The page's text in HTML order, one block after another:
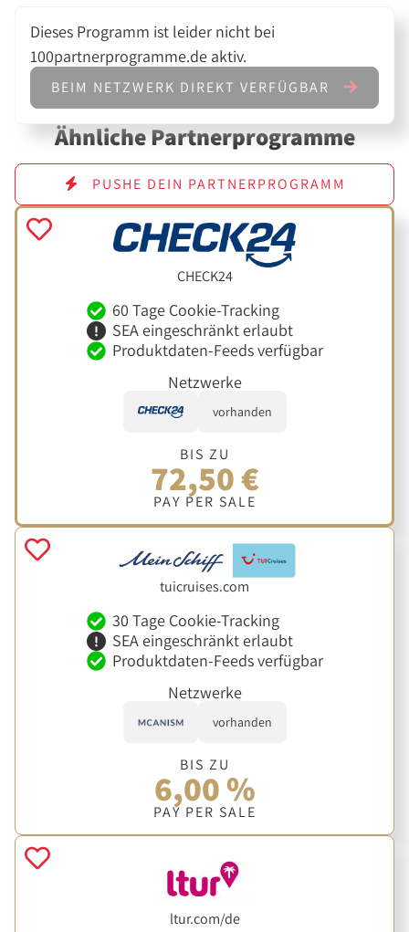
Dieses Programm ist leider nicht bei
100partnerprogramme.de aktiv.
BEIM NETZWERK DIREKT VERFÜGBAR
Ähnliche Partnerprogramme
PUSHE DEIN PARTNERPROGRAMM
CHECK24
60 Tage Cookie-Tracking
SEA eingeschränkt erlaubt
Produktdaten-Feeds verfügbar
Netzwerke
vorhanden
BIS ZU
72,50 €
PAY PER SALE
tuicruises.com
30 Tage Cookie-Tracking
SEA eingeschränkt erlaubt
Produktdaten-Feeds verfügbar
Netzwerke
vorhanden
BIS ZU
6,00 %
PAY PER SALE
ltur.com/de